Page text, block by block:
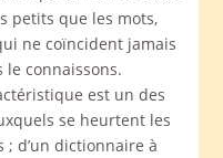
petits que les mots,
ne coïncident jamais
le connaissons.
est un des
se heurtent les
d’un dictionnaire à